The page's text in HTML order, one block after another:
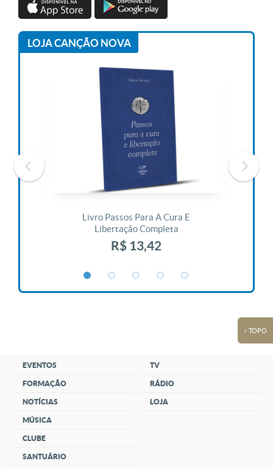
LOJA CANÇÃO NOVA
Livro Passos Para A Cura E
Libertação Completa
R$ 13,42
↑ TOPO
EVENTOS
FORMAÇÃO
NOTÍCIAS
MÚSICA
CLUBE
SANTUÁRIO
TV
RÁDIO
LOJA